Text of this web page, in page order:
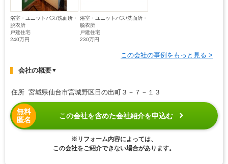
浴室・ユニットバス/洗面所・
脱衣所
戸建住宅
240万円
浴室・ユニットバス/洗面所・
脱衣所
戸建住宅
230万円
この会社の事例をもっと見る >
会社の概要▼
住所 宮城県仙台市宮城野区日の出町３－７－１３
無料
匿名
この会社を含めた会社紹介を申込む
※リフォーム内容によっては、
この会社をご紹介できない場合があります。